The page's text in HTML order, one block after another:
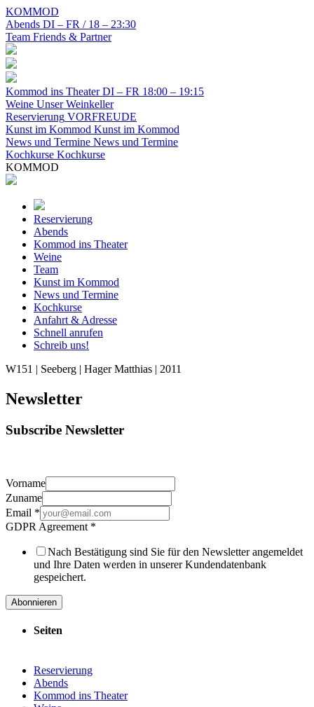
KOMMOD
Abends DI – FR / 18 – 23:30
Team Friends & Partner
Kommod ins Theater DI – FR 18:00 – 19:15
Weine Unser Weinkeller
Reservierung VORFREUDE
Kunst im Kommod Kunst im Kommod
News und Termine News und Termine
Kochkurse Kochkurse
KOMMOD
Reservierung
Abends
Kommod ins Theater
Weine
Team
Kunst im Kommod
News und Termine
Kochkurse
Anfahrt & Adresse
Schnell anrufen
Schreib uns!
W151 | Seeberg | Hager Matthias | 2011
Newsletter
Subscribe Newsletter
Vorname
Zuname
Email *
GDPR Agreement *
Nach Bestätigung sind Sie für den Newsletter angemeldet
und Ihre Daten werden in unserer Kundendatenbank
gespeichert.
Abonnieren
Seiten
Reservierung
Abends
Kommod ins Theater